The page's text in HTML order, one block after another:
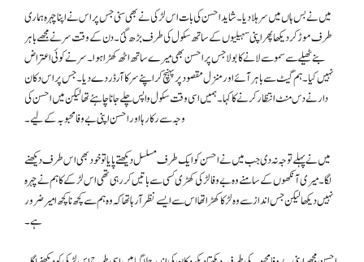
میں نے بس ہاں میں سر ہلا دیا۔ شاید احسن کی بات اس لڑکی نے بھی سنی جس پر اس نے اپنا چہرہ ہماری
طرف موڑ کردیکھا پھر اپنی سہیلیوں کے ساتھ سکول کی طرف بڑھ گئ۔ دن کے وقت سر نے مجھے باہر
بنے ٹھیلے سے سموسے لانے کا بولا جس پر احسن بھی میرے ساتھ اٹھ کھڑا ہوا۔ سر نے کوئی اعتراض
نہیں کیا۔ ہم گیٹ سے باہر آئے اور منزل مقصود پر پہنچ کر اپنے سر کا آرڈر دے دیا۔ جس پر اس دکان
دار نے دس منٹ انتظار کرنے کا کہا۔ ہمیں اسی وقت سکول واپس چلے جانا چاہئے تھا لیکن میں احسن کی
وجہ سے رکا رہا اور احسن اپنی بے وفا محبوبہ کے لیے۔
میں نےپہلے توجہ نہ دی جب میں نے احسن کو ایک طرف مسلسل دیکھتے پایا تو خود بھی اس طرف دیکھنے
لگا۔ میری آنکھوں کے سامنے وہ بے وفا لڑکی کھڑی کسی سے باتیں کررہی تھی اس لڑکے کا ہم نے چہرہ
نہیں دیکھا لیکن جس انداز سے وہ لڑکا کھڑا تھا اس سے ایسے نظر آرہا تھا کہ وہ ہم سے کچھ نا کچھ امیر ضرور
ہے۔